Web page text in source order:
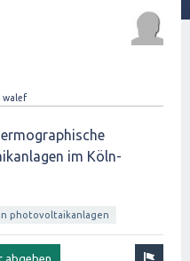
walef
im Köln-
photovoltaikanlagen